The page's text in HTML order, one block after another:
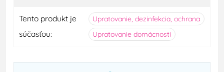
Tento produkt je
súčasťou:
Upratovanie, dezinfekcia, ochrana
Upratovanie domácnosti